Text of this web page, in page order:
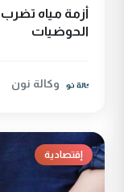
أزمة مياه تضرب
الحوضيات
وكالة نون
إقتصادية